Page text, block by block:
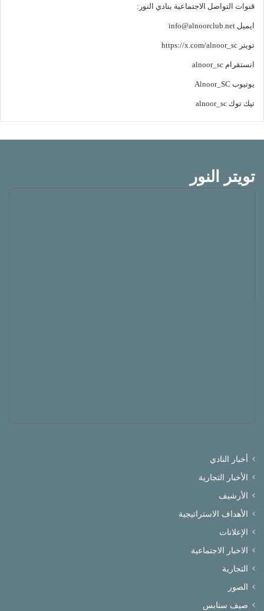
قنوات التواصل الاجتماعية بنادي النور:
ايميل info@alnoorclub.net
تويتر https://x.com/alnoor_sc
انستقرام alnoor_sc
يوتيوب Alnoor_SC
تيك توك alnoor_sc
تويتر النور
أخبار النادي
الأخبار التجارية
الأرشيف
الأهداف الاستراتيجية
الإعلانات
الاخبار الاجتماعية
التجارية
الصور
صيف سنابس